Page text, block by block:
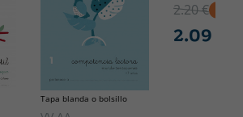
Tapa blanda o bolsillo
2.20 €
2.09 €